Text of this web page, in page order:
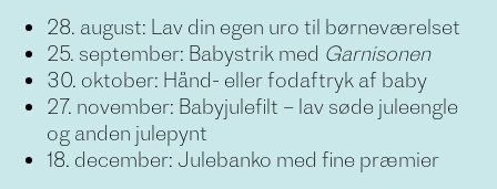
28. august: Lav din egen uro til børneværelset
25. september: Babystrik med Garnisonen
30. oktober: Hånd- eller fodaftryk af baby
27. november: Babyjulefilt – lav søde juleengle
og anden julepynt
18. december: Julebanko med fine præmier